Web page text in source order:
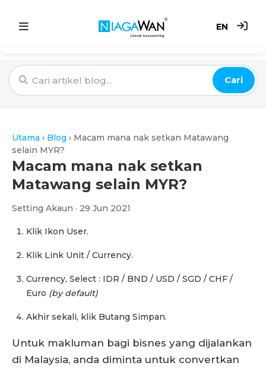
EN
e-Invoice
Harga
Blog
Cari
Utama › Blog › Macam mana nak setkan Matawang
selain MYR?
Macam mana nak setkan
Matawang selain MYR?
Setting Akaun · 29 Jun 2021
Klik Ikon User.
Klik Link Unit / Currency.
Currency, Select : IDR / BND / USD / SGD / CHF /
Euro (by default)
Akhir sekali, klik Butang Simpan.
Untuk makluman bagi bisnes yang dijalankan
di Malaysia, anda diminta untuk convertkan